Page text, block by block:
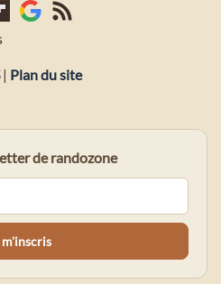
| Plan du site
de randozone